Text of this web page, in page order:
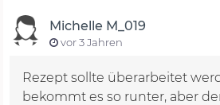
Michelle M_019
vor 3 Jahren
Rezept sollte überarbeitet
bekommt es so runter, aber